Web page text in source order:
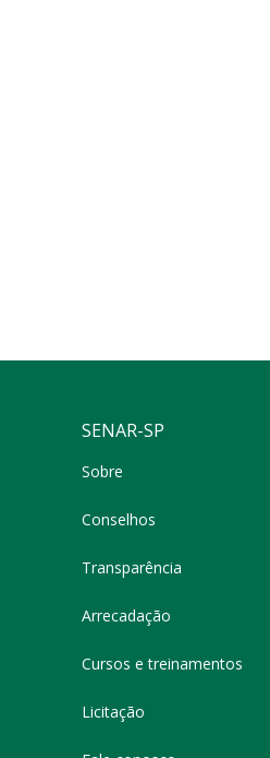
SENAR-SP
Sobre
Conselhos
Transparência
Arrecadação
Cursos e treinamentos
Licitação